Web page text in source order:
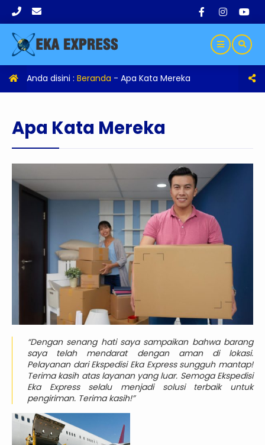
Anda disini : Beranda - Apa Kata Mereka
Apa Kata Mereka
“Dengan senang hati saya sampaikan bahwa barang
saya telah mendarat dengan aman di lokasi.
Pelayanan dari Ekspedisi Eka Express sungguh mantap!
Terima kasih atas layanan yang luar. Semoga Ekspedisi
Eka Express selalu menjadi solusi terbaik untuk
pengiriman. Terima kasih!”